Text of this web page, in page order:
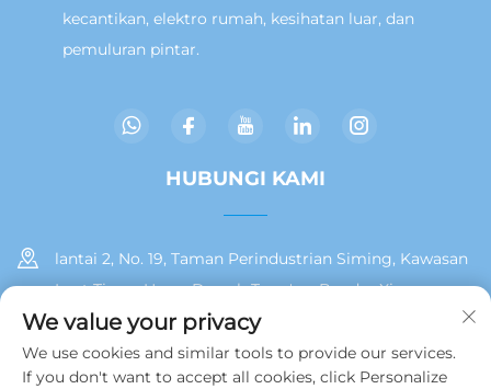
kecantikan, elektro rumah, kesihatan luar, dan
pemuluran pintar.
HUBUNGI KAMI
lantai 2, No. 19, Taman Perindustrian Siming, Kawasan
Laut Timur Huan, Daerah Tong'an, Bandar Xiamen
+86 13215929911
[email protected]
We value your privacy
We use cookies and similar tools to provide our services.
If you don't want to accept all cookies, click Personalize